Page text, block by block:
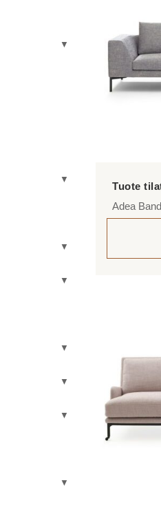
▼
▼
▼
▼
▼
▼
▼
▼
Adea